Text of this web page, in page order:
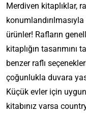
Merdiven kitaplıklar,
ürünler! Rafların
kitaplığın tasarımını
benzer raflı
çoğunlukla duvara
Küçük evler için
kitabınız varsa